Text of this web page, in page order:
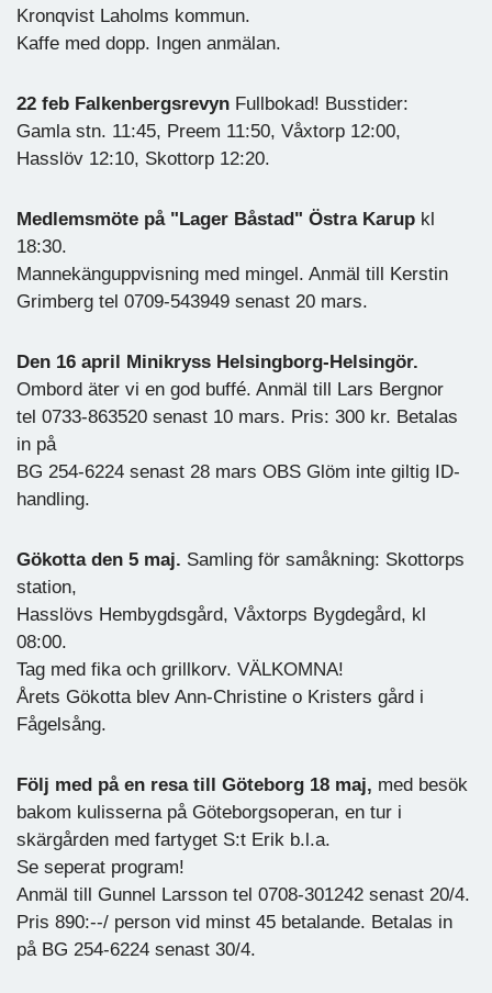
Kronqvist Laholms kommun.
Kaffe med dopp. Ingen anmälan.
22 feb Falkenbergsrevyn Fullbokad! Busstider:
Gamla stn. 11:45, Preem 11:50, Våxtorp 12:00,
Hasslöv 12:10, Skottorp 12:20.
Medlemsmöte på "Lager Båstad" Östra Karup kl
18:30.
Mannekänguppvisning med mingel. Anmäl till Kerstin
Grimberg tel 0709-543949 senast 20 mars.
Den 16 april Minikryss Helsingborg-Helsingör.
Ombord äter vi en god buffé. Anmäl till Lars Bergnor
tel 0733-863520 senast 10 mars. Pris: 300 kr. Betalas
in på
BG 254-6224 senast 28 mars OBS Glöm inte giltig ID-
handling.
Gökotta den 5 maj. Samling för samåkning: Skottorps
station,
Hasslövs Hembygdsgård, Våxtorps Bygdegård, kl
08:00.
Tag med fika och grillkorv. VÄLKOMNA!
Årets Gökotta blev Ann-Christine o Kristers gård i
Fågelsång.
Följ med på en resa till Göteborg 18 maj, med besök
bakom kulisserna på Göteborgsoperan, en tur i
skärgården med fartyget S:t Erik b.l.a.
Se seperat program!
Anmäl till Gunnel Larsson tel 0708-301242 senast 20/4.
Pris 890:--/ person vid minst 45 betalande. Betalas in
på BG 254-6224 senast 30/4.